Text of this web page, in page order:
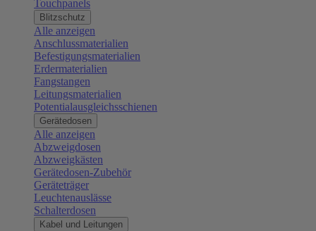
Touchpanels
Blitzschutz
Alle anzeigen
Anschlussmaterialien
Befestigungsmaterialien
Erdermaterialien
Fangstangen
Leitungsmaterialien
Potentialausgleichsschienen
Gerätedosen
Alle anzeigen
Abzweigdosen
Abzweigkästen
Gerätedosen-Zubehör
Geräteträger
Leuchtenauslässe
Schalterdosen
Kabel und Leitungen